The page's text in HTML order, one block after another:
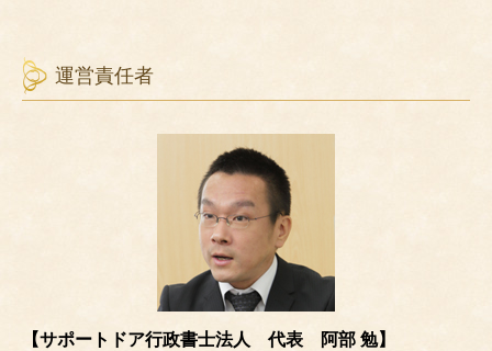
運営責任者
【サポートドア行政書士法人 代表 阿部 勉】